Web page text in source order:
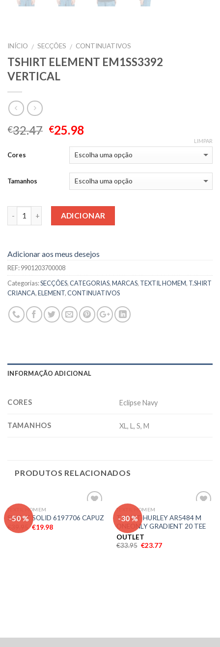
INÍCIO / SECÇÕES / CONTINUATIVOS
TSHIRT ELEMENT EM1SS3392
VERTICAL
€32.47 €25.98
Cores
Tamanhos
LIMPAR
Quantidade ADICIONAR
Adicionar aos meus desejos
REF:9901203700008
Categorias:SECÇÕES,CATEGORIAS,MARCAS, TEXTIL HOMEM, T.SHIRT
CRIANCA,ELEMENT,CONTINUATIVOS
INFORMAÇÃO ADICIONAL
CORES Eclipse Navy
TAMANHOS XL, L, S, M
PRODUTOS RELACIONADOS
-50 %
aos meus
TEXTIL HOMEM
SWEAT SOLID 6197706 CAPUZ
€
€19.98
-30 %
aos meus
desejos
TEXTIL HOMEM
TSHIRT HURLEY AR5484 M
ONEONLY GRADIENT 20 TEE
OUTLET
€33.95 €23.77